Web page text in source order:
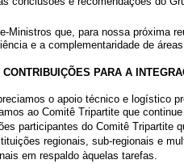
Ministros que, para nossa próxima
e a complementaridade de
PARA A
o apoio técnico e logístico
ao Comitê Tripartite que
participantes do Comitê Tripartite
regionais, sub-regionais e
em respaldo àquelas tarefas.